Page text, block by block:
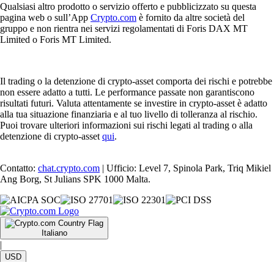
Qualsiasi altro prodotto o servizio offerto e pubblicizzato su questa
pagina web o sull’App Crypto.com è fornito da altre società del
gruppo e non rientra nei servizi regolamentati di Foris DAX MT
Limited o Foris MT Limited.
Il trading o la detenzione di crypto-asset comporta dei rischi e potrebbe
non essere adatto a tutti. Le performance passate non garantiscono
risultati futuri. Valuta attentamente se investire in crypto-asset è adatto
alla tua situazione finanziaria e al tuo livello di tolleranza al rischio.
Puoi trovare ulteriori informazioni sui rischi legati al trading o alla
detenzione di crypto-asset qui.
Contatto: chat.crypto.com | Ufficio: Level 7, Spinola Park, Triq Mikiel
Ang Borg, St Julians SPK 1000 Malta.
Italiano
|
USD